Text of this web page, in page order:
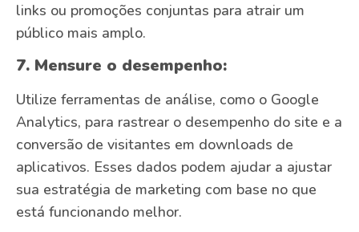
links ou promoções conjuntas para atrair um
público mais amplo.
7. Mensure o desempenho:
Utilize ferramentas de análise, como o Google
Analytics, para rastrear o desempenho do site e a
conversão de visitantes em downloads de
aplicativos. Esses dados podem ajudar a ajustar
sua estratégia de marketing com base no que
está funcionando melhor.